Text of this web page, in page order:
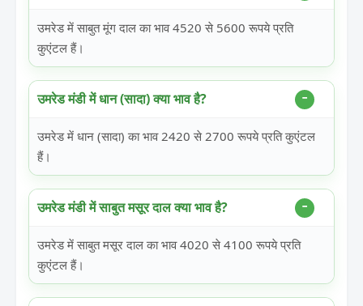
उमरेड में साबुत मूंग दाल का भाव 4520 से 5600 रूपये प्रति
कुएंटल हैं।
उमरेड मंडी में धान (सादा) क्या भाव है?
उमरेड में धान (सादा) का भाव 2420 से 2700 रूपये प्रति कुएंटल
हैं।
उमरेड मंडी में साबुत मसूर दाल क्या भाव है?
उमरेड में साबुत मसूर दाल का भाव 4020 से 4100 रूपये प्रति
कुएंटल हैं।